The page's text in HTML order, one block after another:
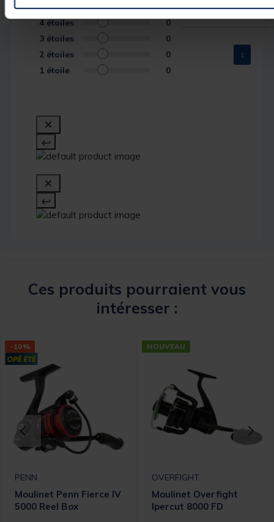
5étoiles
1
4étoiles
0
3 étoiles
0
2 étoiles
0
1 étoile 0
1
Ces produits pourraient vous
intéresser :
-10%
PENN
Moulinet Penn Fierce IV
5000 Reel Box
NOUVEAU
OVERFIGHT
Moulinet Overfight
Ipercut 8000 FD